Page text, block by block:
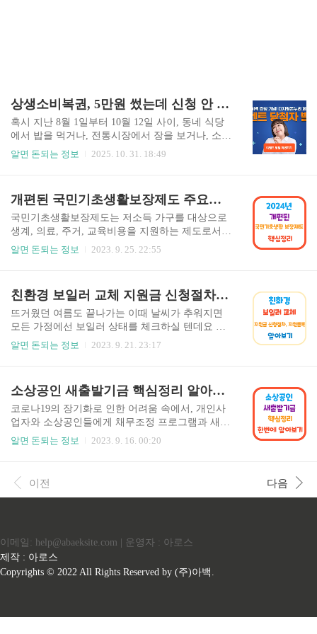
상생소비복권, 5만원 썼는데 신청 안 했나요?
혹시 지난 8월 1일부터 10월 12일 사이, 동네 식당
에서 밥을 먹거나, 전통시장에서 장을 보거나, 소상
공인 가게에서 카드로 5만 원 이상 결제한 적이 있
서 '신청' 버튼 하나를 누르지 않았다면, 그 기회는
0원이 되었습니다. 내 돈 쓰고, 이미 받은 당첨 기
회마저 내 손으로 날려버린 것. 이것이 바로 상생소
비복권을 놓친 사람들이 겪는 '가장 억울한 손해'입
니다. 1. '나는 해당 없겠지'… 이미 발생한 손해의
복잡한 조건도 아니었습니다.행사 기간:..
알면 돈되는 정보 2025. 10. 31. 18:49
개편된 국민기초생활보장제도 주요내용 신청방법
국민기초생활보장제도는 저소득 가구를 대상으로
생계, 의료, 주거, 교육비용을 지원하는 제도로서
국가가 일정 기준선에 미달하는 가구들의 인간다
기 위해 도입되었습니다. 최근에는 제도의 혜택을
받는 신규 대상자 수가 크게 증가하여 약 10만 명에
이르게 되었습니다. 이러한 국민기초생활보장제도
의 개편이 어떻게 되었는지 알아보도록 하겠습니
다. 개편된 국민기초생활 보장제도란? 국민기초생
1997년 외환위기 때 실업과 빈곤 문제가 심각했던
상황에서 저소득층의 삶을 보장하기 위..
알면 돈되는 정보 2023. 9. 25. 22:55
친환경 보일러 교체 지원금 신청절차, 지원대상제품, 지원금액
뜨거웠던 여름도 끝나가는 이때 날씨가 추워지면
모든 가정에선 보일러 상태를 체크하실 텐데요 보
일러가 오래되어 바꾸실 계획이 있으신 분들이라
주는 제품은 어떤 것이 있는지 그리고 지원금액은
얼마인지 알아보도록 하겠습니다. 친환경 보일러
교체 지원금 신청절차 지원금 신청 절차 ● 친환경
보일러를 설치한 후, 신청 관련 시스템에 접속합니
다. ● 로그인을 한 후, 개인정보 수집 및 이용에 동
를 입력합니다. ● 설치된 보일러의 제조일자와 제
조번호 등 설치 정보를 입력합니다. ● 보일러 설치
알면 돈되는 정보 2023. 9. 21. 23:17
소상공인 새출발기금 핵심정리 알아보기
코로나19의 장기화로 인한 어려움 속에서, 개인사
업자와 소상공인들에게 채무조정 프로그램과 새
출발 기금이 큰 도움이 될 수 있습니다. 이들은 대
니다. 오늘은 이러한 프로그램과 기금에 대해 자세
히 알아보도록 하겠습니다. 소상공인 새 출발기금
운영하고 있습니다. 이 프로그램은 코로나19 방역
조치에 따른 영업 제한 등으로 인해 어려움을 겪는
사람들이 대출 상환 부담을 줄일 수 있도록 도와주
알면 돈되는 정보 2023. 9. 16. 00:20
이전 다음
이메일: help@abaeksite.com | 운영자 : 아로스
제작 : 아로스
Copyrights © 2022 All Rights Reserved by (주)아백.